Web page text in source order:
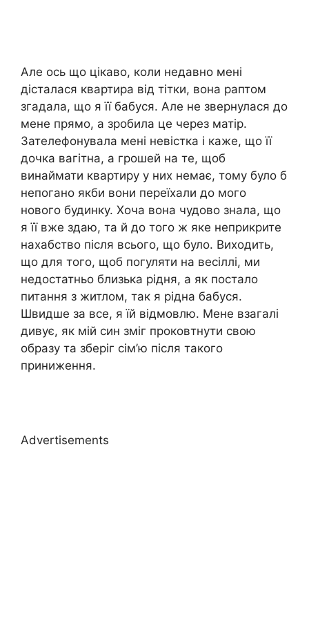
Але ось що цікаво, коли недавно мені
дісталася квартира від тітки, вона раптом
згадала, що я її бабуся. Але не звернулася до
мене прямо, а зробила це через матір.
Зателефонувала мені невістка і каже, що її
дочка вагітна, а грошей на те, щоб
винаймати квартиру у них немає, тому було б
непогано якби вони переїхали до мого
нового будинку. Хоча вона чудово знала, що
я її вже здаю, та й до того ж яке неприкрите
нахабство після всього, що було. Виходить,
що для того, щоб погуляти на весіллі, ми
недостатньо близька рідня, а як постало
питання з житлом, так я рідна бабуся.
Швидше за все, я їй відмовлю. Мене взагалі
дивує, як мій син зміг проковтнути свою
образу та зберіг сім’ю після такого
приниження.
Advertisements